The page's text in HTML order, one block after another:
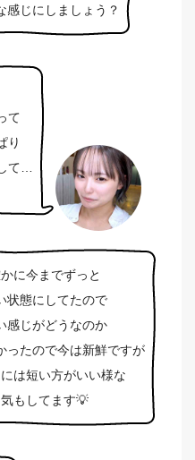
感じにしましょう？
て
り
て…
に今までずっと
状態にしてたので
感じがどうなのか
ったので今は新鮮ですが
は短い方がいい様な
気もしてます💡